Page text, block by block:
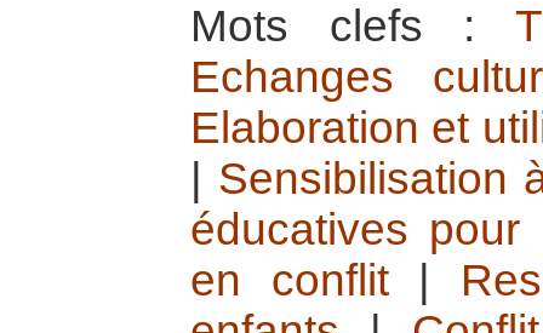
Mots clefs :
Echanges
Elaboration et
Sensibilisation
éducatives
en conflit|